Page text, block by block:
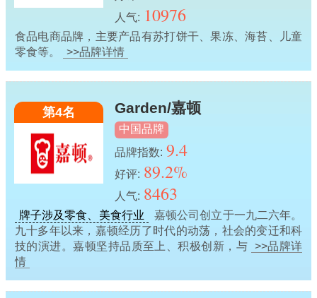
人气: 10976
食品电商品牌，主要产品有苏打饼干、果冻、海苔、儿童
零食等。
>>品牌详情
第4名 Garden/嘉顿
中国品牌
品牌指数: 9.4
好评: 89.2%
人气: 8463
牌子涉及零食、美食行业
嘉顿公司创立于一九二六年。
九十多年以来，嘉顿经历了时代的动荡，社会的变迁和科
技的演进。嘉顿坚持品质至上、积极创新，与 >>品牌详
情